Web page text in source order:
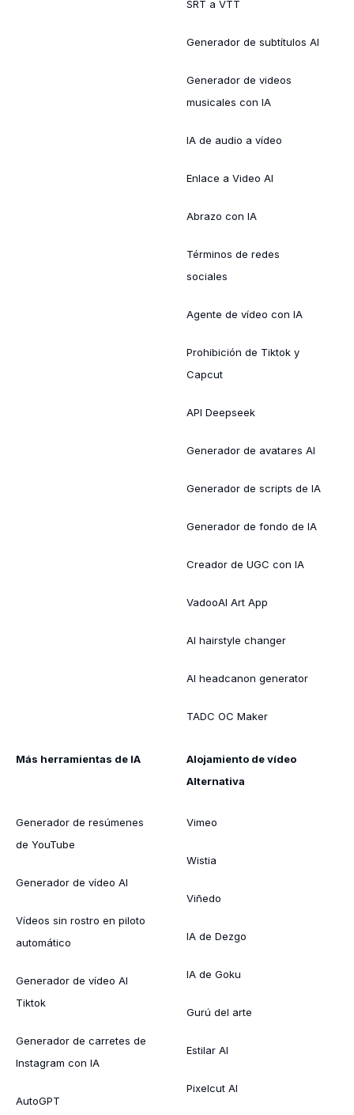
SRT a VTT
Generador de subtítulos AI
Generador de videos
musicales con IA
IA de audio a vídeo
Enlace a Video AI
Abrazo con IA
Términos de redes
sociales
Agente de vídeo con IA
Prohibición de Tiktok y
Capcut
API Deepseek
Generador de avatares AI
Generador de scripts de IA
Generador de fondo de IA
Creador de UGC con IA
VadooAI Art App
AI hairstyle changer
AI headcanon generator
TADC OC Maker
Más herramientas de IA
Generador de resúmenes
de YouTube
Generador de vídeo AI
Vídeos sin rostro en piloto
automático
Generador de vídeo AI
Tiktok
Generador de carretes de
Instagram con IA
AutoGPT
Alojamiento de vídeo
Alternativa
Vimeo
Wistia
Viñedo
IA de Dezgo
IA de Goku
Gurú del arte
Estilar AI
Pixelcut AI